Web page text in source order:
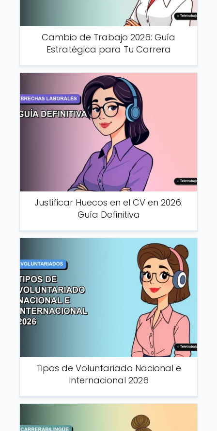
Cambio de Trabajo 2026: Guía
Estratégica para Tu Carrera
Justificar Huecos en el CV en 2026:
Guía Definitiva
Tipos de Voluntariado Nacional e
Internacional 2026